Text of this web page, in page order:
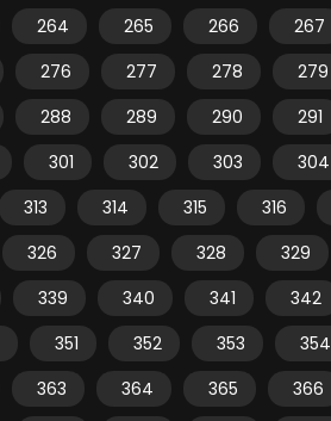
264 265 266 267
276 277 278 279
288 289 290 291
301 302 303 304
313 314 315 316
326 327 328 329
339 340 341 342
351 352 353 354
363 364 365 366